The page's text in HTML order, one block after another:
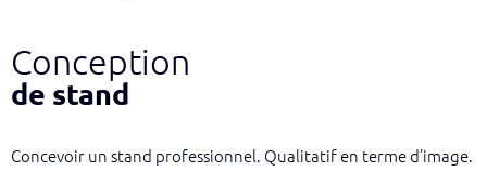
Conception
de stand
Concevoir un stand professionnel. Qualitatif en terme d’image.